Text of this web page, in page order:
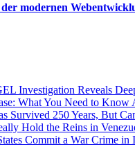
modernen
Investigation Reveals
What You Need to Know
Survived 250 Years, But
Hold the Reins in
Commit a War Crime in